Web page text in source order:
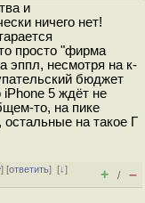
и
ничего нет!
просто "фирма
эппл, несмотря на к-
бюджет
iPhone 5 ждёт не
то, на пике
на такое Г
] [ответить][↓]
+ / –